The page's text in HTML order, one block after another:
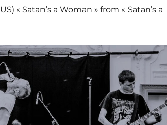
« Satan’s a Woman » from « Satan’s a